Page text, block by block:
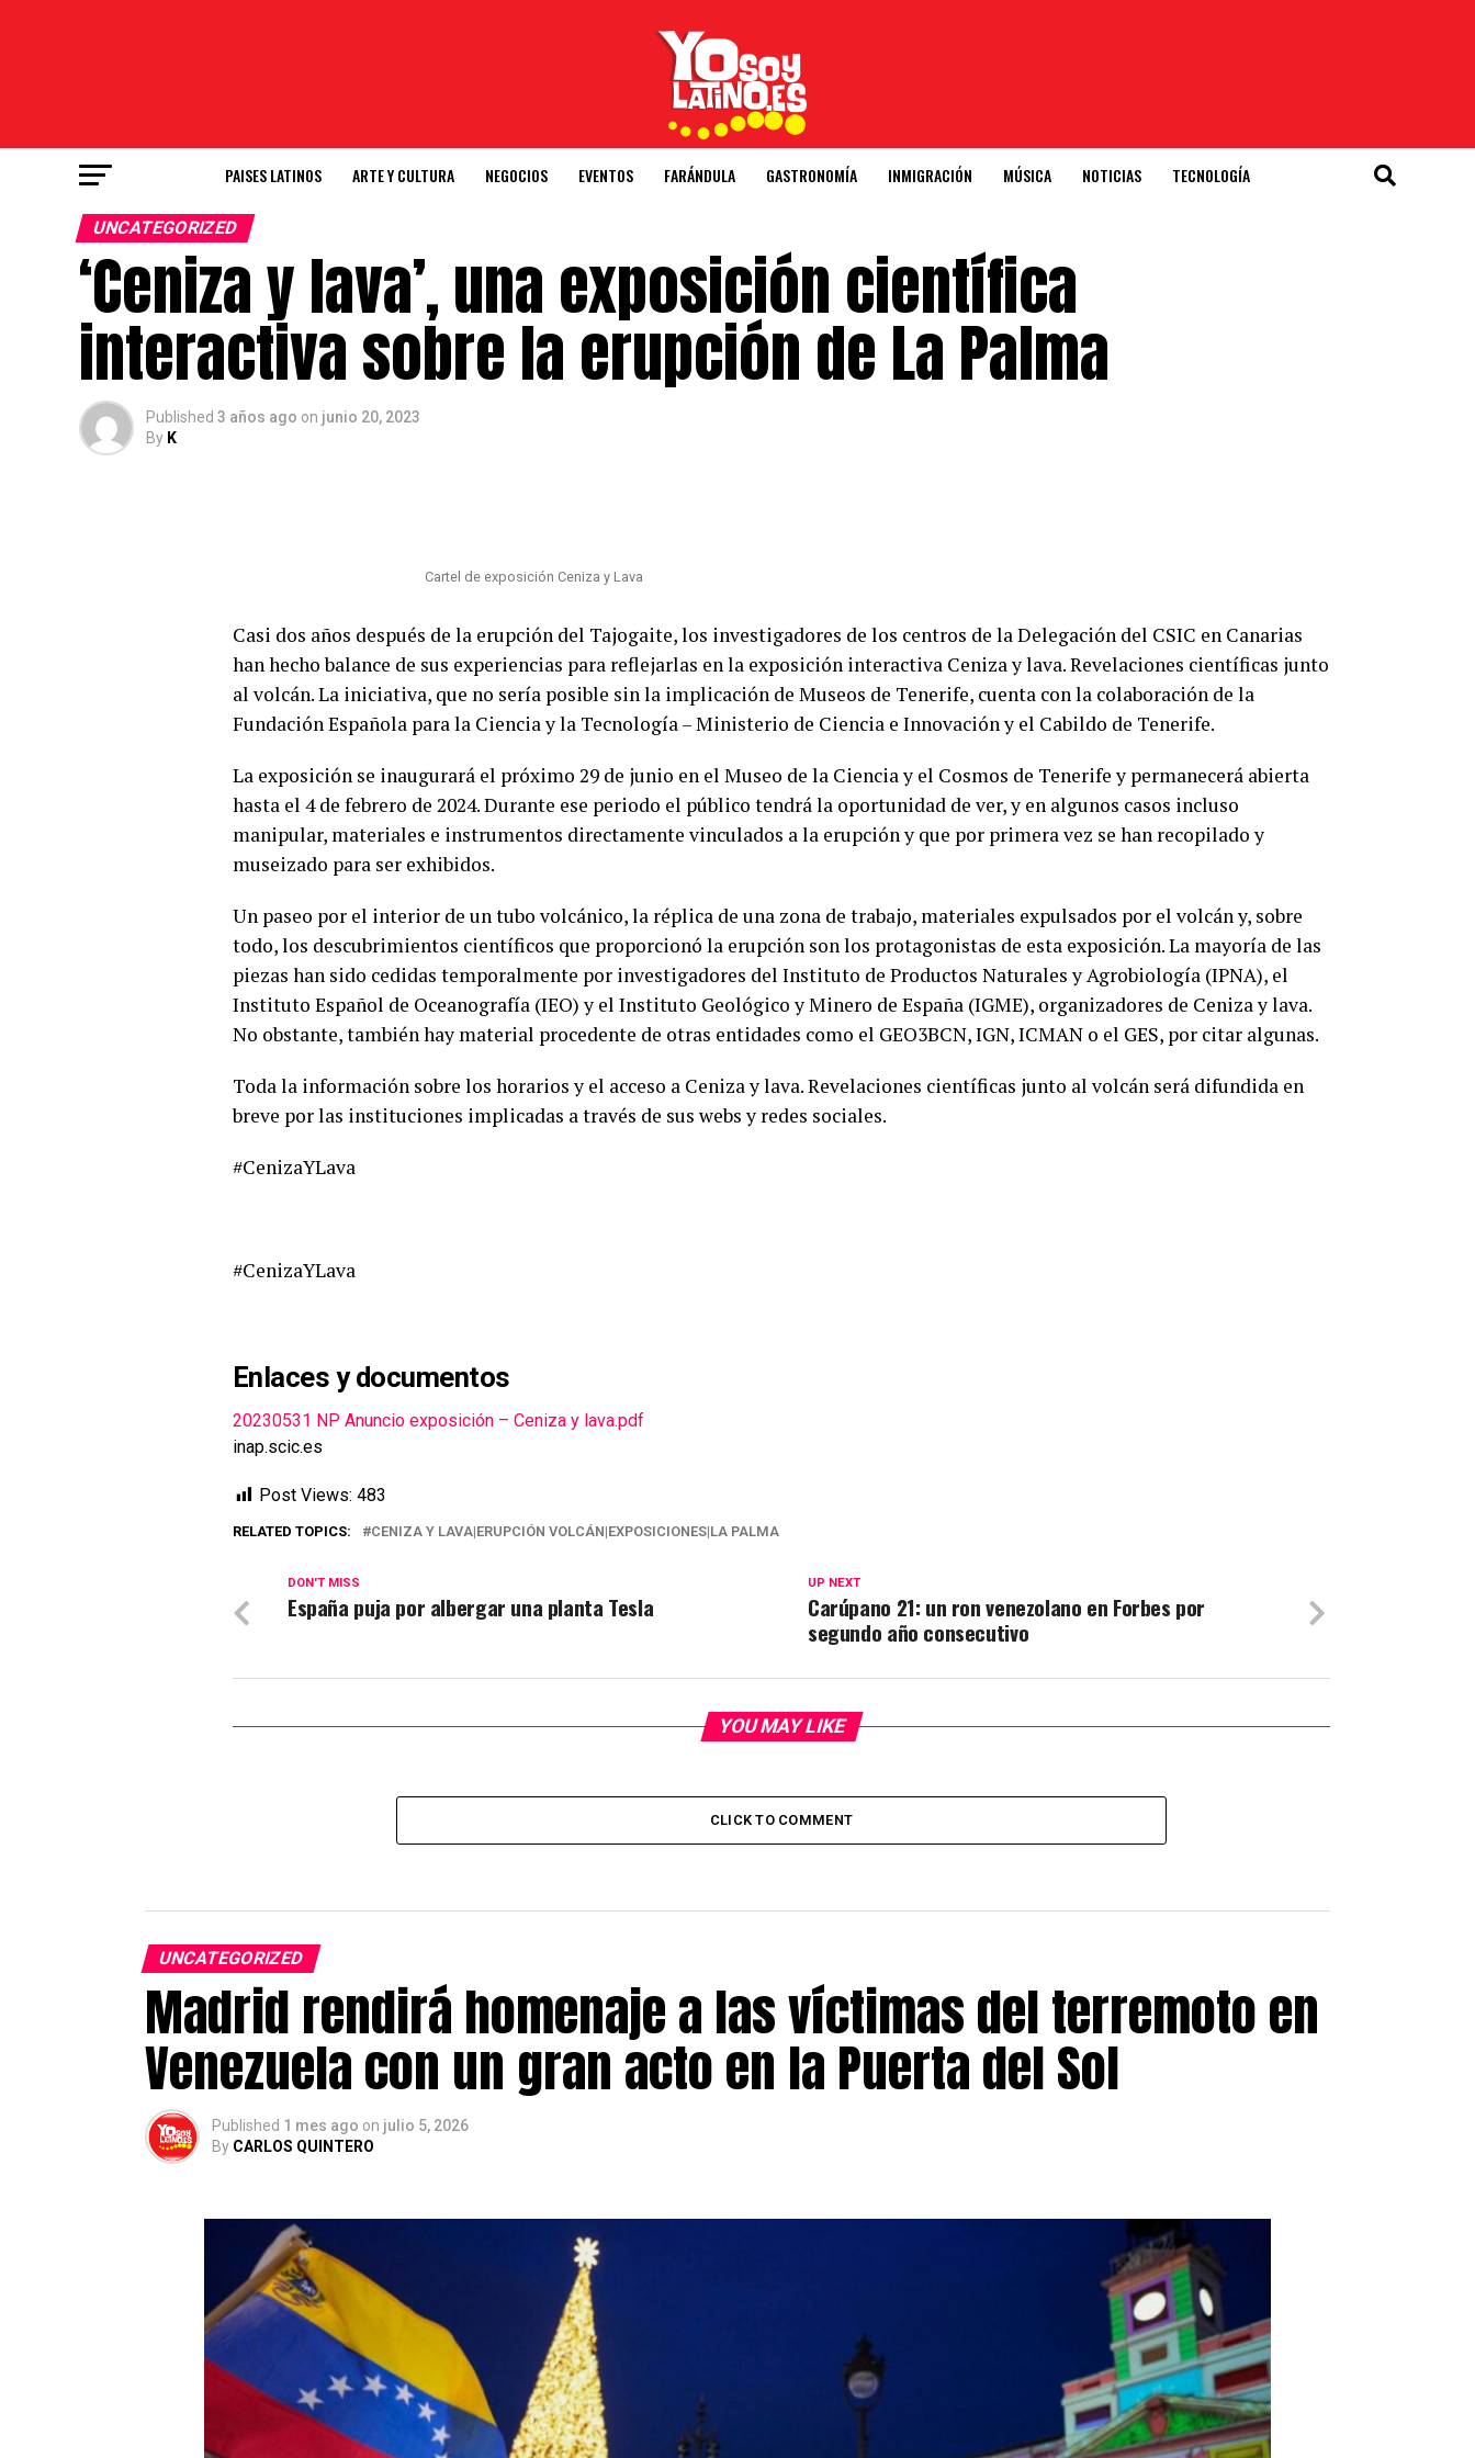
PAISES LATINOS ARTE Y CULTURA NEGOCIOS EVENTOS FARÁNDULA GASTRONOMÍA INMIGRACIÓN MÚSICA NOTICIAS TECNOLOGÍA
UNCATEGORIZED
‘Ceniza y lava’, una exposición científica
interactiva sobre la erupción de La Palma
Published 3 años ago on junio 20, 2023
By K
Cartel de exposición Ceniza y Lava
Casi dos años después de la erupción del Tajogaite, los investigadores de los centros de la Delegación del CSIC en Canarias
han hecho balance de sus experiencias para reflejarlas en la exposición interactiva Ceniza y lava. Revelaciones científicas junto
al volcán. La iniciativa, que no sería posible sin la implicación de Museos de Tenerife, cuenta con la colaboración de la
Fundación Española para la Ciencia y la Tecnología – Ministerio de Ciencia e Innovación y el Cabildo de Tenerife.
La exposición se inaugurará el próximo 29 de junio en el Museo de la Ciencia y el Cosmos de Tenerife y permanecerá abierta
hasta el 4 de febrero de 2024. Durante ese periodo el público tendrá la oportunidad de ver, y en algunos casos incluso
manipular, materiales e instrumentos directamente vinculados a la erupción y que por primera vez se han recopilado y
museizado para ser exhibidos.
Un paseo por el interior de un tubo volcánico, la réplica de una zona de trabajo, materiales expulsados por el volcán y, sobre
todo, los descubrimientos científicos que proporcionó la erupción son los protagonistas de esta exposición. La mayoría de las
piezas han sido cedidas temporalmente por investigadores del Instituto de Productos Naturales y Agrobiología (IPNA), el
Instituto Español de Oceanografía (IEO) y el Instituto Geológico y Minero de España (IGME), organizadores de Ceniza y lava.
No obstante, también hay material procedente de otras entidades como el GEO3BCN, IGN, ICMAN o el GES, por citar algunas.
Toda la información sobre los horarios y el acceso a Ceniza y lava. Revelaciones científicas junto al volcán será difundida en
breve por las instituciones implicadas a través de sus webs y redes sociales.
#CenizaYLava
#CenizaYLava
Enlaces y documentos
20230531 NP Anuncio exposición – Ceniza y lava.pdf
inap.scic.es
Post Views: 483
RELATED TOPICS: CENIZA Y LAVA|ERUPCIÓN VOLCÁN|EXPOSICIONES|LA PALMA
UP NEXT
Carúpano 21: un ron venezolano en Forbes por
segundo año consecutivo
DON'T MISS
España puja por albergar una planta Tesla
YOU MAY LIKE
CLICK TO COMMENT
UNCATEGORIZED
Madrid rendirá homenaje a las víctimas del terremoto en
Venezuela con un gran acto en la Puerta del Sol
Published 1 mes ago on julio 5, 2026
By CARLOS QUINTERO